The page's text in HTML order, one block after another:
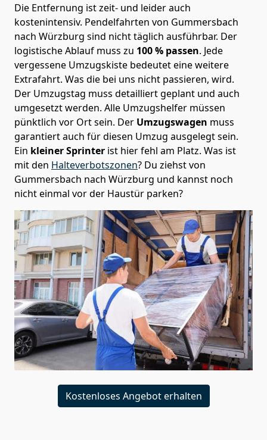
Die Entfernung ist zeit- und leider auch
kostenintensiv. Pendelfahrten von Gummersbach
nach Würzburg sind nicht täglich ausführbar. Der
logistische Ablauf muss zu 100 % passen. Jede
vergessene Umzugskiste bedeutet eine weitere
Extrafahrt. Was die bei uns nicht passieren, wird.
Der Umzugstag muss detailliert geplant und auch
umgesetzt werden. Alle Umzugshelfer müssen
pünktlich vor Ort sein. Der Umzugswagen muss
garantiert auch für diesen Umzug ausgelegt sein.
Ein kleiner Sprinter ist hier fehl am Platz. Was ist
mit den Halteverbotszonen? Du ziehst von
Gummersbach nach Würzburg und kannst noch
nicht einmal vor der Haustür parken?
Kostenloses Angebot erhalten